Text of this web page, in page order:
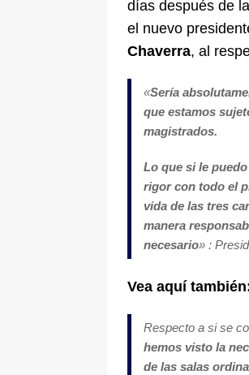
días después de
el nuevo
Chaverra, al
«Sería
que estamos
magistrados.
Lo que si le
rigor con todo el
vida de las tres
manera
necesario» :
Vea aquí
Respecto a si se
hemos visto la
de las salas